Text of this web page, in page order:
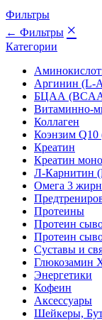
Фильтры
← Фильтры ×
Категории
Аргинин (L-
БЦАА
Витаминно-
Коллаген
Коэнзим Q10
Креатин
Креатин
Л-Карнитин
Омега 3
Протеины
Протеин
Протеин
Суставы и
Глюкозамин
Энергетики
Кофеин
Аксессуары
Шейкеры,